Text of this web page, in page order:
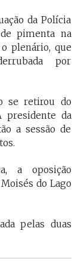
da Polícia
pimenta na
plenário, que
por
se retirou do
presidente da
a sessão de
a oposição
do Lago
pelas duas